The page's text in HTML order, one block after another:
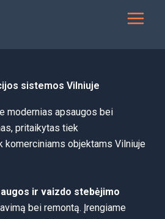
sistemos Vilniuje
modernias apsaugos bei
pritaikytas tiek
komerciniams objektams Vilniuje
ir vaizdo stebėjimo
bei remontą. Įrengiame